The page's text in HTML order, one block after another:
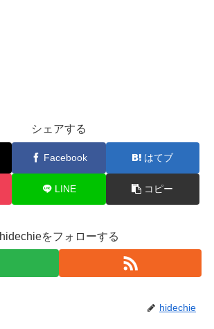
シェアする
Facebook はてブ
LINE コピー
hidechieをフォローする
hidechie